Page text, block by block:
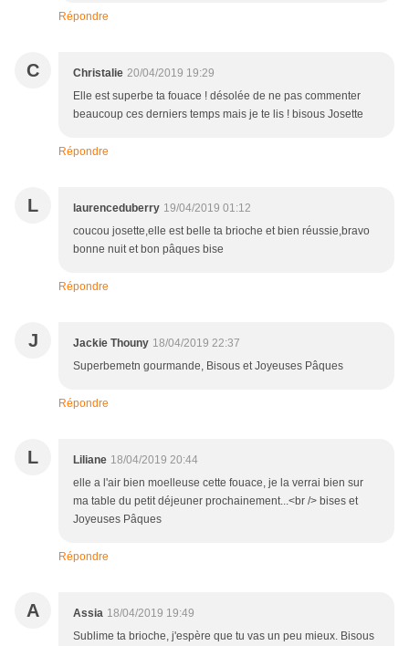
Répondre
C Christalie 20/04/2019 19:29
Elle est superbe ta fouace ! désolée de ne pas commenter
beaucoup ces derniers temps mais je te lis ! bisous Josette
Répondre
L laurenceduberry 19/04/2019 01:12
coucou josette,elle est belle ta brioche et bien réussie,bravo
bonne nuit et bon pâques bise
Répondre
J Jackie Thouny 18/04/2019 22:37
Superbemetn gourmande, Bisous et Joyeuses Pâques
Répondre
L Liliane 18/04/2019 20:44
elle a l'air bien moelleuse cette fouace, je la verrai bien sur
ma table du petit déjeuner prochainement...<br /> bises et
Joyeuses Pâques
Répondre
A Assia 18/04/2019 19:49
Sublime ta brioche, j'espère que tu vas un peu mieux. Bisous